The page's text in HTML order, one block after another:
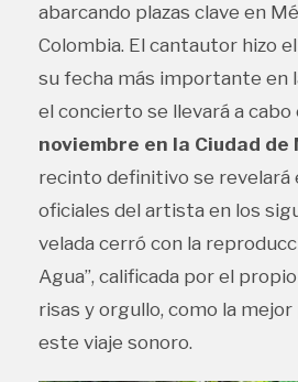
abarcando plazas clave en
Colombia. El cantautor hizo
su fecha más importante en
el concierto se llevará a cabo
noviembre en la Ciudad de
recinto definitivo se revelará
oficiales del artista en los
velada cerró con la
Agua”, calificada por el
risas y orgullo, como la
este viaje sonoro.